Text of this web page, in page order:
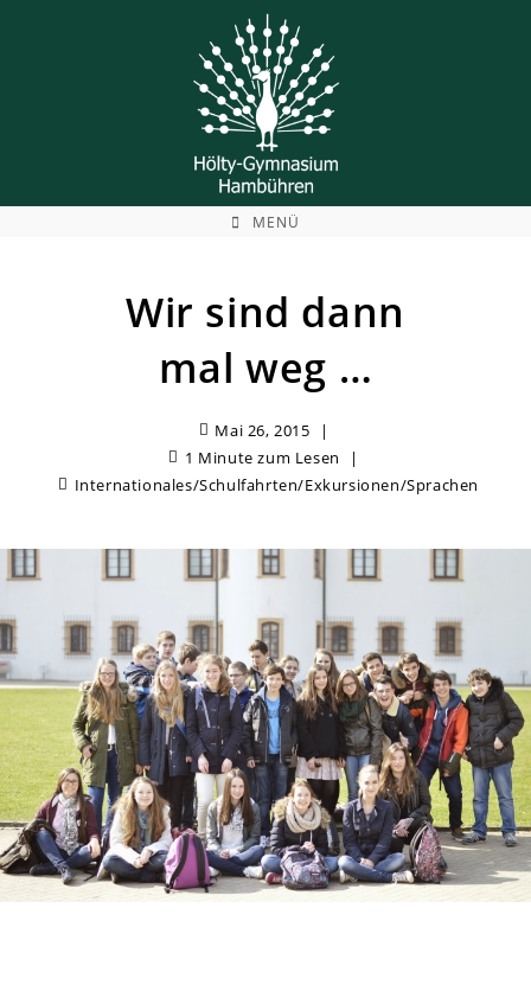
MENÜ
Wir sind dann
mal weg …
Mai 26, 2015
1 Minute zum Lesen
Internationales/Schulfahrten/Exkursionen/Sprachen